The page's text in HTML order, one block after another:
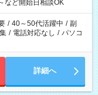
など開始日相談OK
/ 40～50代活躍中 / 副
/ 電話対応なし / パソコ
詳細へ